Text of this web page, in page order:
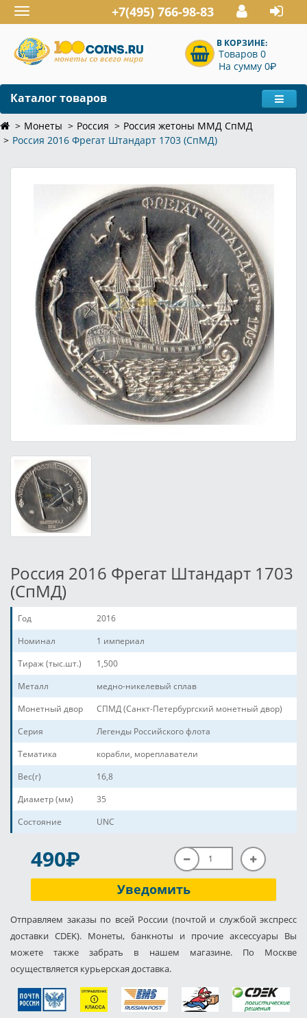
Toggle
navigation
+7(495) 766-98-83
В КОРЗИНЕ:
Товаров 0
На сумму 0P
Каталог товаров
Монеты Россия
Россия жетоны ММД СпМД
Россия 2016 Фрегат Штандарт 1703 (СпМД)
Россия 2016 Фрегат Штандарт 1703
(СпМД)
Год
2016
Номинал
1 империал
Тираж (тыс.шт.)
1,500
Металл
медно-никелевый сплав
Монетный двор
СПМД (Санкт-Петербургский монетный двор)
Серия
Легенды Российского флота
Тематика
корабли, мореплаватели
Вес(г)
16,8
Диаметр (мм)
35
Состояние
UNC
490P
Уведомить
Отправляем заказы по всей России (почтой и службой экспресс
доставки CDEK). Монеты, банкноты и прочие аксессуары Вы
можете также забрать в нашем магазине. По Москве
осуществляется курьерская доставка.